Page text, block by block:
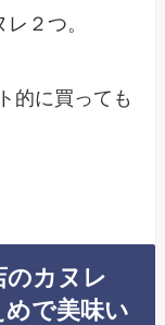
２つ。
的に買っても
のカヌレ
で美味い